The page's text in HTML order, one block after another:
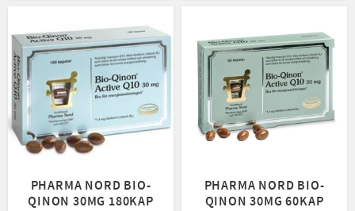
PHARMA NORD BIO-
QINON 30MG 180KAP
PHARMA NORD BIO-
QINON 30MG 60KAP